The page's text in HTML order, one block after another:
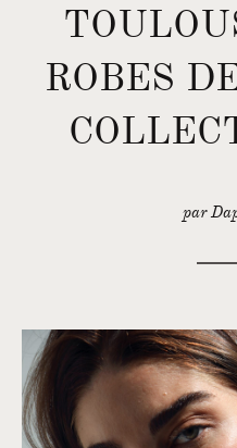
ROBES
par